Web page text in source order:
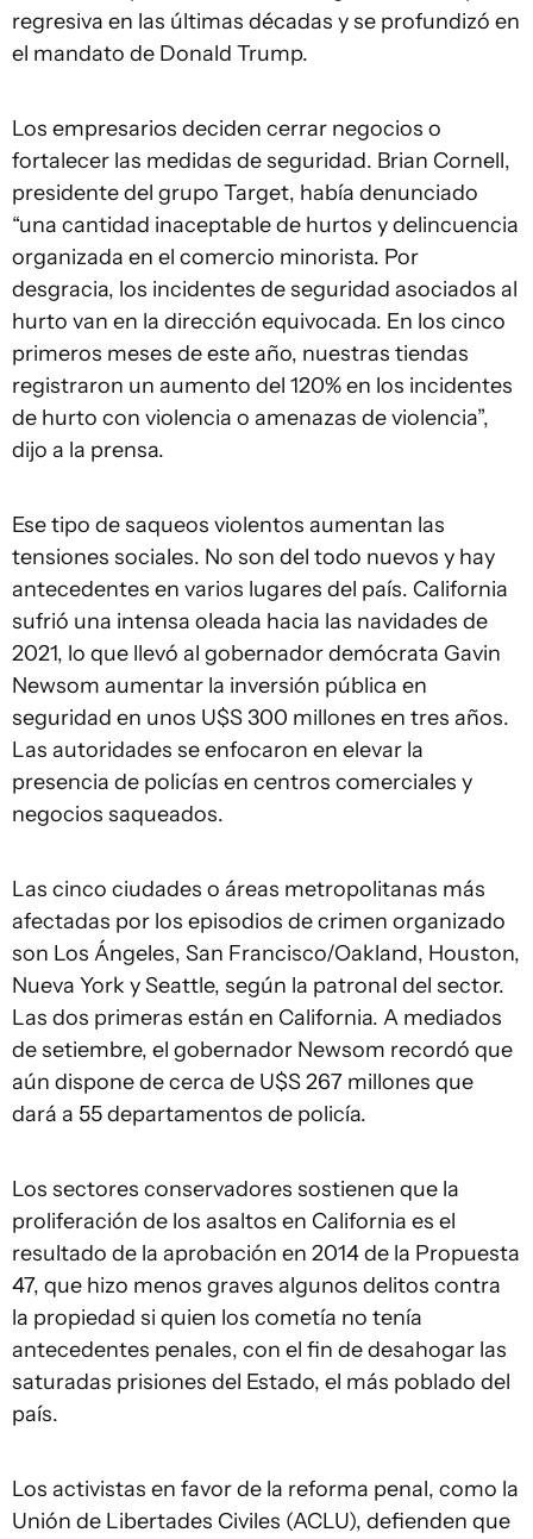
regresiva en las últimas décadas y se profundizó en
el mandato de Donald Trump.
Los empresarios deciden cerrar negocios o
fortalecer las medidas de seguridad. Brian Cornell,
presidente del grupo Target, había denunciado
“una cantidad inaceptable de hurtos y delincuencia
organizada en el comercio minorista. Por
desgracia, los incidentes de seguridad asociados al
hurto van en la dirección equivocada. En los cinco
primeros meses de este año, nuestras tiendas
registraron un aumento del 120% en los incidentes
de hurto con violencia o amenazas de violencia”,
dijo a la prensa.
Ese tipo de saqueos violentos aumentan las
tensiones sociales. No son del todo nuevos y hay
antecedentes en varios lugares del país. California
sufrió una intensa oleada hacia las navidades de
2021, lo que llevó al gobernador demócrata Gavin
Newsom aumentar la inversión pública en
seguridad en unos U$S 300 millones en tres años.
Las autoridades se enfocaron en elevar la
presencia de policías en centros comerciales y
negocios saqueados.
Las cinco ciudades o áreas metropolitanas más
afectadas por los episodios de crimen organizado
son Los Ángeles, San Francisco/Oakland, Houston,
Nueva York y Seattle, según la patronal del sector.
Las dos primeras están en California. A mediados
de setiembre, el gobernador Newsom recordó que
aún dispone de cerca de U$S 267 millones que
dará a 55 departamentos de policía.
Los sectores conservadores sostienen que la
proliferación de los asaltos en California es el
resultado de la aprobación en 2014 de la Propuesta
47, que hizo menos graves algunos delitos contra
la propiedad si quien los cometía no tenía
antecedentes penales, con el fin de desahogar las
saturadas prisiones del Estado, el más poblado del
país.
Los activistas en favor de la reforma penal, como la
Unión de Libertades Civiles (ACLU), defienden que